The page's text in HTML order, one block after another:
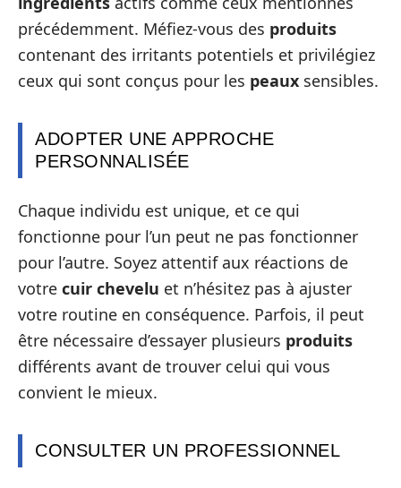
précédemment. Méfiez-vous des produits
contenant des irritants potentiels et privilégiez
ceux qui sont conçus pour les peaux sensibles.
ADOPTER UNE APPROCHE
PERSONNALISÉE
Chaque individu est unique, et ce qui
fonctionne pour l’un peut ne pas fonctionner
pour l’autre. Soyez attentif aux réactions de
votre cuir chevelu et n’hésitez pas à ajuster
votre routine en conséquence. Parfois, il peut
être nécessaire d’essayer plusieurs produits
différents avant de trouver celui qui vous
convient le mieux.
CONSULTER UN PROFESSIONNEL